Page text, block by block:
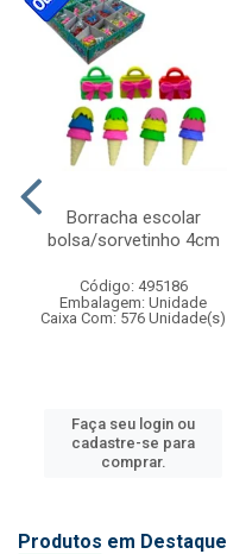
Borracha escolar
bolsa/sorvetinho 4cm
Código: 495186
Embalagem: Unidade
Caixa Com: 576 Unidade(s)
Faça seu login ou
cadastre-se para
comprar.
Produtos em Destaque